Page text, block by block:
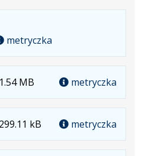
metryczka
1.54 MB metryczka
299.11 kB metryczka